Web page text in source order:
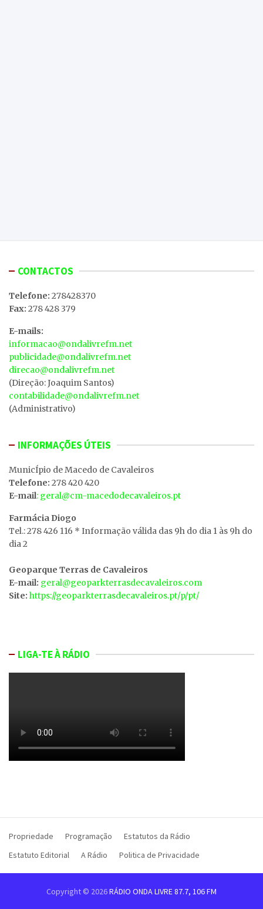
CONTACTOS
Telefone: 278428370
Fax: 278 428 379
E-mails:
informacao@ondalivrefm.net
publicidade@ondalivrefm.net
direcao@ondalivrefm.net
(Direção: Joaquim Santos)
contabilidade@ondalivrefm.net
(Administrativo)
INFORMAÇÕES ÚTEIS
MunicÍpio de Macedo de Cavaleiros
Telefone: 278 420 420
E-mail: geral@cm-macedodecavaleiros.pt
Farmácia Diogo
Tel.: 278 426 116 * Informação válida das 9h do dia 1 às 9h do
dia 2
Geoparque Terras de Cavaleiros
E-mail: geral@geoparkterrasdecavaleiros.com
Site: https://geoparkterrasdecavaleiros.pt/p/pt/
LIGA-TE À RÁDIO
Propriedade Programação
Estatutos da Rádio
Estatuto Editorial
A Rádio Politica de Privacidade
Copyright © 2026RÁDIO ONDA LIVRE 87.7, 106 FM